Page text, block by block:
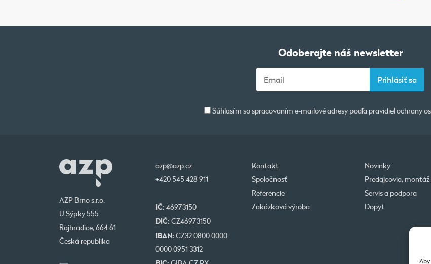
Odoberajte náš newsletter
Súhlasím so spracovaním e-mailové adresy podľa pravidielochrany
AZP Brno s.r.o.
U Sýpky 555
Rajhradice, 664 61
Česká republika
azp@azp.cz
+420 545 428 911
IČ: 46973150
DIČ: CZ46973150
IBAN: CZ32 0800 0000
0000 0951 3312
Kontakt
Novinky
Spoločnosť
Predajcovia,
Referencie
Servis a podpora
Zakázková výroba
Dopyt